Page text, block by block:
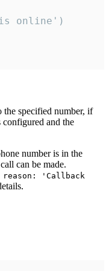
online')
specified number, if
configured and the
number is in the
can be made.
'Callback